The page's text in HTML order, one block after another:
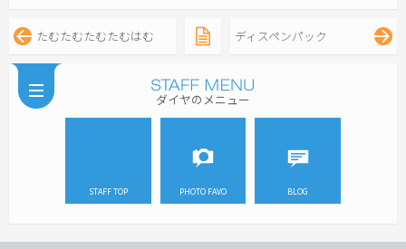
たむたむたむたむはむ ディスペンパック
ダイヤのメニュー
STAFF TOP PHOTO FAVO BLOG